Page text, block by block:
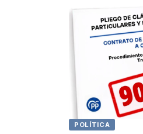
POLÍTICA